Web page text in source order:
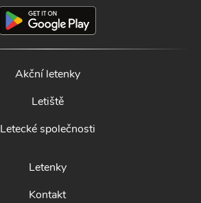
Akční letenky
Letiště
Letecké společnosti
Letenky
Kontakt